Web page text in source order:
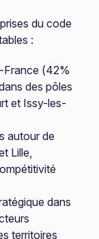
du code
:
France (42%
des pôles
et Issy-les-
autour de
Lille,
dans
territoires